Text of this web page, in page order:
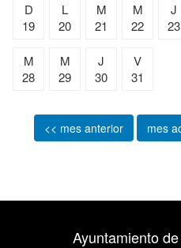
D
19
L
20
M
21
M
22
J
23
M
28
M
29
J
30
V
31
<< mes anterior mes
Ayuntamiento